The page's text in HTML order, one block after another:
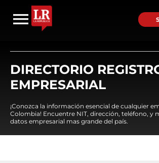
DIRECTORIO
EMPRESARIAL
¡Conozca la información esencial de cualquier
Colombia! Encuentre NIT, dirección, teléfono, y
datos empresarial mas grande del país.